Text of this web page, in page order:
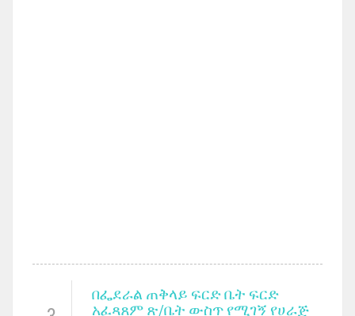
በፌደራል ጠቅላይ ፍርድ ቤት ፍርድ
አፈጻጸም ጽ/ቤት ውስጥ የሚገኝ የሀራጅ